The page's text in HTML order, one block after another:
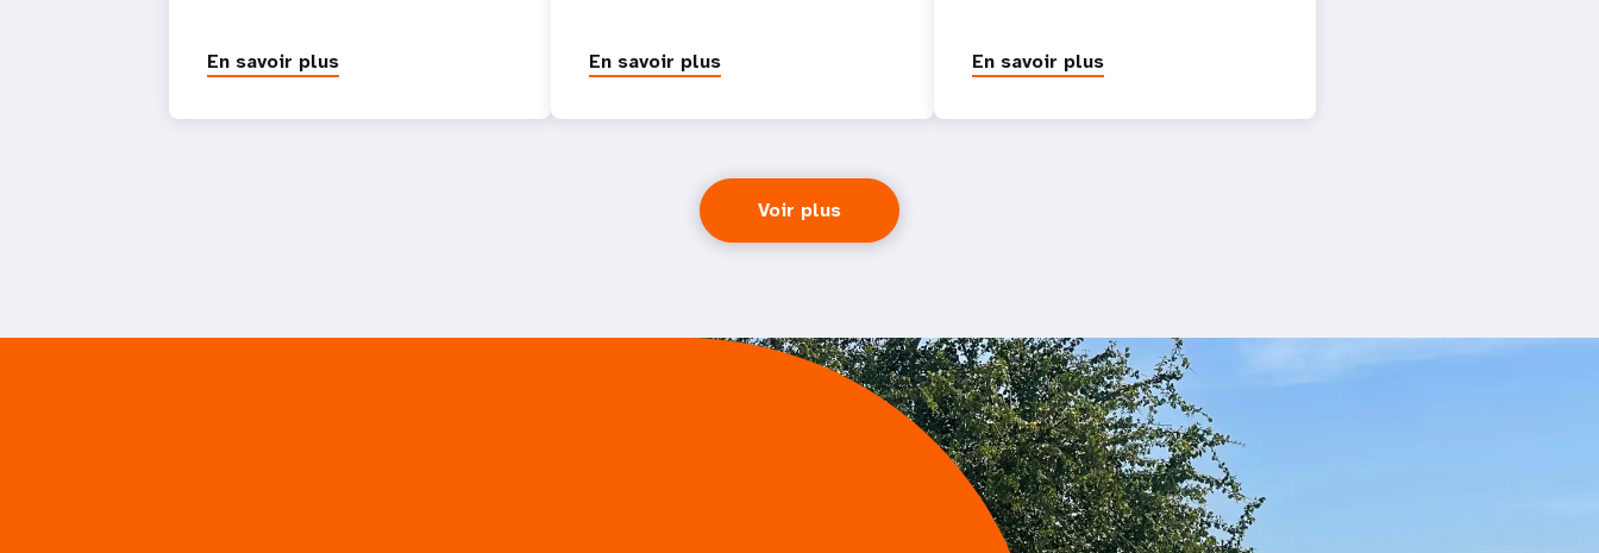
En savoir plus En savoir plus En savoir plus
Voir plus